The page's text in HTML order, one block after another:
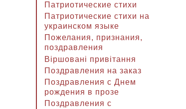
Патриотические стихи
Патриотические стихи на
украинском языке
Пожелания, признания,
поздравления
Віршовані привітання
Поздравления на заказ
Поздравления с Днем
рождения в прозе
Поздравления с